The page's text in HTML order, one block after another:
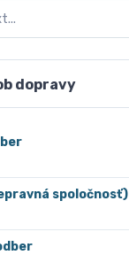
dopravy
spoločnosť)